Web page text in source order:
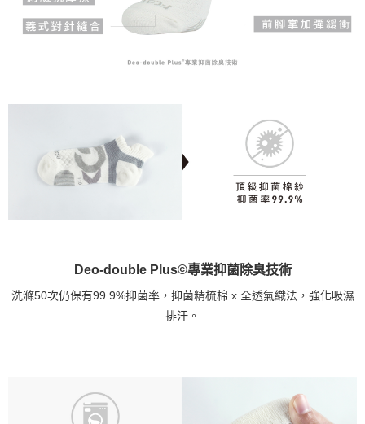
Deo-double Plus©專業抑菌除臭技術
洗滌50次仍保有99.9%抑菌率，抑菌精梳棉 x 全透氣織法，強化吸濕
排汗。